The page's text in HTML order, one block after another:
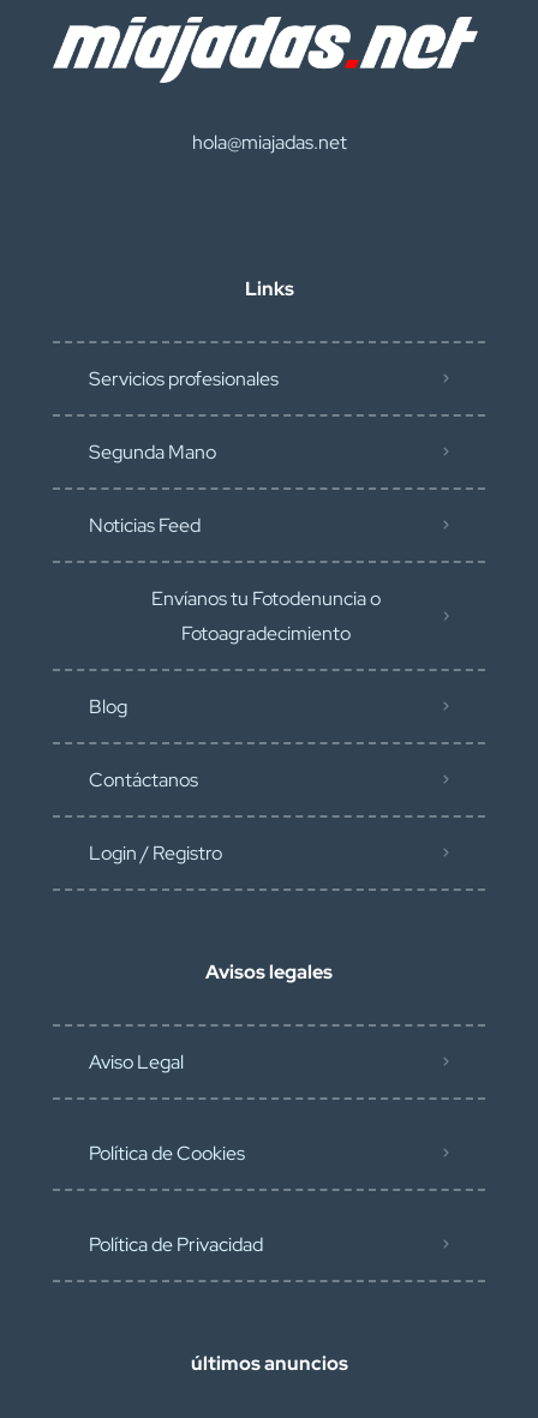
hola@miajadas.net
Links
Servicios profesionales
Segunda Mano
Noticias Feed
Envíanos tu Fotodenuncia o
Fotoagradecimiento
Blog
Contáctanos
Login / Registro
Avisos legales
Aviso Legal
Política de Cookies
Política de Privacidad
últimos anuncios